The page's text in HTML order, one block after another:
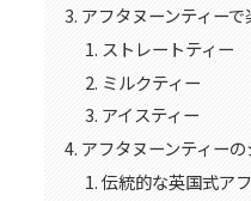
アフタヌーンティー
ストレートティー
ミルクティー
アイスティー
アフタヌーンティー
伝統的な英国式ア